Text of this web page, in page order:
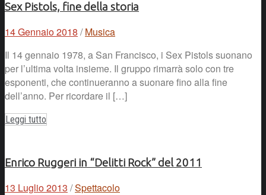
Sex Pistols, fine della storia
14 Gennaio 2018 / Musica
Il 14 gennaio 1978, a San Francisco, i Sex Pistols suonano
per l’ultima volta insieme. Il gruppo rimarrà solo con tre
esponenti, che continueranno a suonare fino alla fine
dell’anno. Per ricordare il […]
Leggi tutto
Enrico Ruggeri in “Delitti Rock” del 2011
13 Luglio 2013 /Spettacolo